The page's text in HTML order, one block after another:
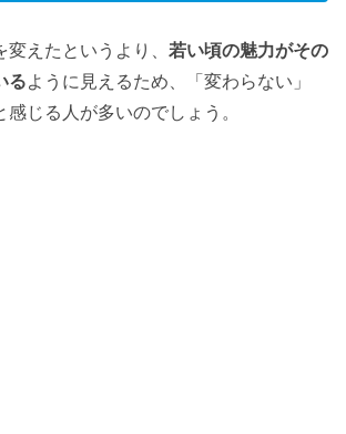
えたというより、 若い頃の魅力がその
るように見えるため、「変わらない」
感じる人が多いのでしょう。